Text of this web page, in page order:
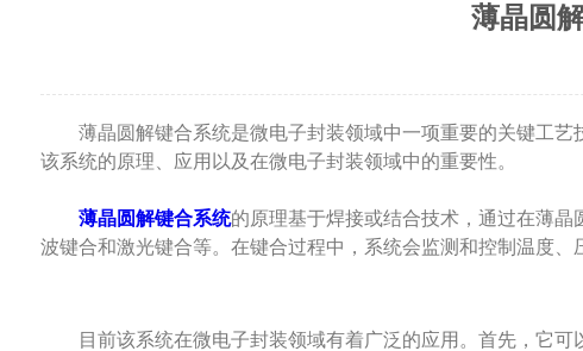
薄晶圆
薄晶圆解键合系统是微电子封装领域中一项重要的关键工艺
该系统的原理、应用以及在微电子封装领域中的重要性。
薄晶圆解键合系统的原理基于焊接或结合技术，通过在薄
波键合和激光键合等。在键合过程中，系统会监测和控制温度、
目前该系统在微电子封装领域有着广泛的应用。首先，它可